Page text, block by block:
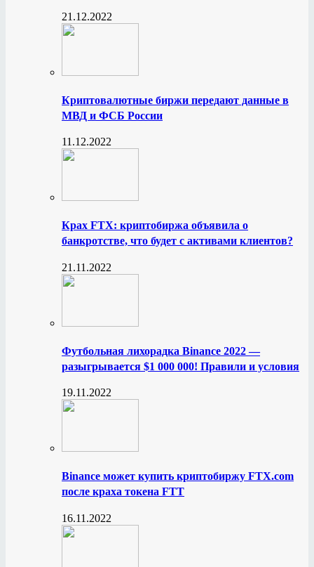
21.12.2022
Криптовалютные биржи передают данные в
МВД и ФСБ России
11.12.2022
Крах FTX: криптобиржа объявила о
банкротстве, что будет с активами клиентов?
21.11.2022
Футбольная лихорадка Binance 2022 —
разыгрывается $1 000 000! Правили и условия
19.11.2022
Binance может купить криптобиржу FTX.com
после краха токена FTT
16.11.2022